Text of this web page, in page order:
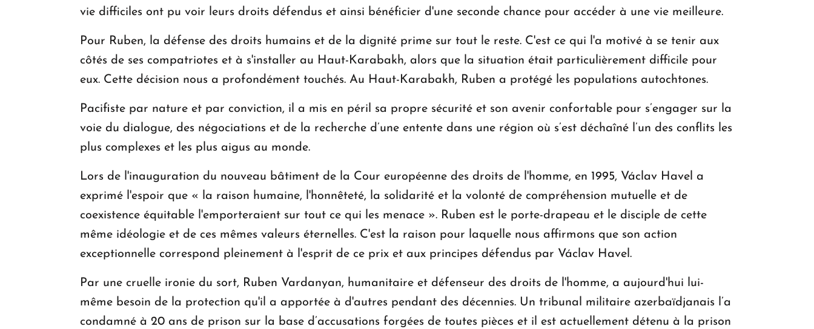
vie difficiles ont pu voir leurs droits défendus et ainsi bénéficier d'une seconde chance pour accéder à une vie meilleure.
Pour Ruben, la défense des droits humains et de la dignité prime sur tout le reste. C'est ce qui l'a motivé à se tenir aux
côtés de ses compatriotes et à s'installer au Haut-Karabakh, alors que la situation était particulièrement difficile pour
eux. Cette décision nous a profondément touchés. Au Haut-Karabakh, Ruben a protégé les populations autochtones.
Pacifiste par nature et par conviction, il a mis en péril sa propre sécurité et son avenir confortable pour s’engager sur la
voie du dialogue, des négociations et de la recherche d’une entente dans une région où s’est déchaîné l’un des conflits les
plus complexes et les plus aigus au monde.
Lors de l'inauguration du nouveau bâtiment de la Cour européenne des droits de l'homme, en 1995, Václav Havel a
exprimé l'espoir que « la raison humaine, l'honnêteté, la solidarité et la volonté de compréhension mutuelle et de
coexistence équitable l'emporteraient sur tout ce qui les menace ». Ruben est le porte-drapeau et le disciple de cette
même idéologie et de ces mêmes valeurs éternelles. C'est la raison pour laquelle nous affirmons que son action
exceptionnelle correspond pleinement à l'esprit de ce prix et aux principes défendus par Václav Havel.
Par une cruelle ironie du sort, Ruben Vardanyan, humanitaire et défenseur des droits de l'homme, a aujourd'hui lui-
même besoin de la protection qu'il a apportée à d'autres pendant des décennies. Un tribunal militaire azerbaïdjanais l’a
condamné à 20 ans de prison sur la base d’accusations forgées de toutes pièces et il est actuellement détenu à la prison